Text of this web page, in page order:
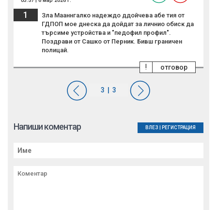
1
Зла Мааннгалко надеждо ддойчева абе тия от
ГДПОП мое днеска да дойдат за личнио обиск да
търсиме устройства и "педофил профил".
Поздрави от Сашко от Перник. Бивш граничен
полицай.
отговор
!
Напиши коментар ВЛЕЗ РЕГИСТРАЦИЯ